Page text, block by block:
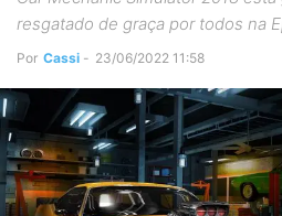
resgatado de graça por todos na
Por Cassi - 23/06/2022 11:58